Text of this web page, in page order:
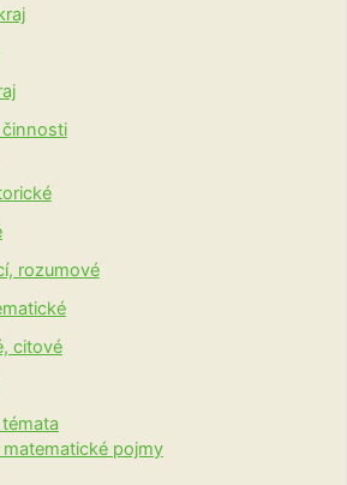
činnosti
rozumové
citové
matematické pojmy